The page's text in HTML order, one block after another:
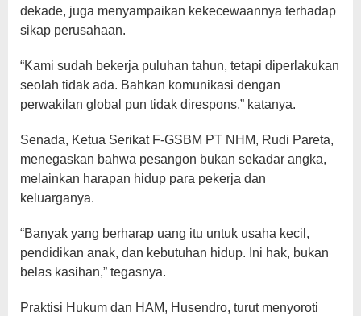
dekade, juga menyampaikan kekecewaannya terhadap
sikap perusahaan.
“Kami sudah bekerja puluhan tahun, tetapi diperlakukan
seolah tidak ada. Bahkan komunikasi dengan
perwakilan global pun tidak direspons,” katanya.
Senada, Ketua Serikat F-GSBM PT NHM, Rudi Pareta,
menegaskan bahwa pesangon bukan sekadar angka,
melainkan harapan hidup para pekerja dan
keluarganya.
“Banyak yang berharap uang itu untuk usaha kecil,
pendidikan anak, dan kebutuhan hidup. Ini hak, bukan
belas kasihan,” tegasnya.
Praktisi Hukum dan HAM, Husendro, turut menyoroti